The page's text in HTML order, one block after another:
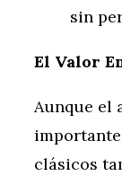
sin
El Valor
Aunque el
clásicos